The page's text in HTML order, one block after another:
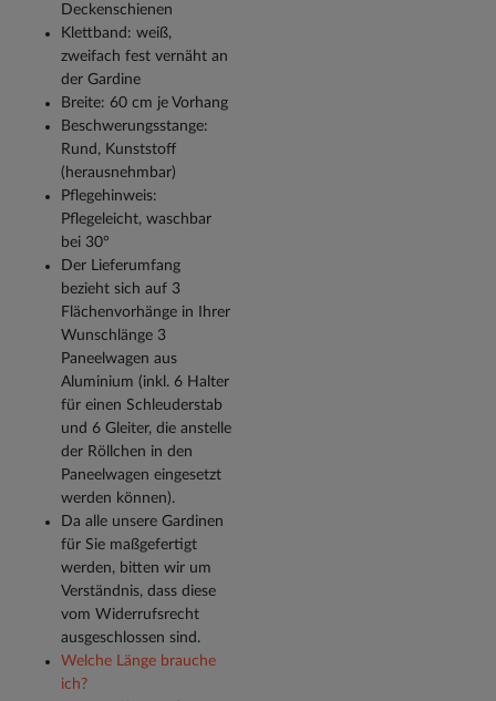
Deckenschienen
Klettband: weiß,
zweifach fest vernäht an
der Gardine
Breite: 60 cm je Vorhang
Beschwerungsstange:
Rund, Kunststoff
(herausnehmbar)
Pflegehinweis:
Pflegeleicht, waschbar
bei 30°
Der Lieferumfang
bezieht sich auf 3
Flächenvorhänge in Ihrer
Wunschlänge 3
Paneelwagen aus
Aluminium (inkl. 6 Halter
für einen Schleuderstab
und 6 Gleiter, die anstelle
der Röllchen in den
Paneelwagen eingesetzt
werden können).
Da alle unsere Gardinen
für Sie maßgefertigt
werden, bitten wir um
Verständnis, dass diese
vom Widerrufsrecht
ausgeschlossen sind.
Welche Länge brauche
ich?